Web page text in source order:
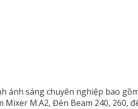
ánh sáng chuyên nghiệp bao
Mixer M.A2, Đèn Beam 240, 260,